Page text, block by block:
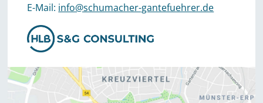
E-Mail: info@schumacher-gantefuehrer.de